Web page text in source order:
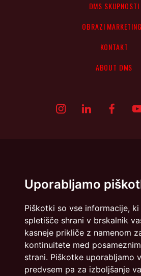
Uporabljamo
Piškotki so vse informacije,
spletišče shrani v brskalnik
kasneje prikliče z namenom
kontinuitete med
strani. Piškotke uporabljamo
predvsem pa za izboljšanje
DMS SKUPNOSTI
OBRAZI
KONTAKT
ABOUT DMS
Politika zasebnosti Piškotki